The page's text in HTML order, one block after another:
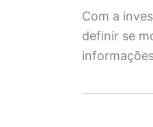
Com a
definir se